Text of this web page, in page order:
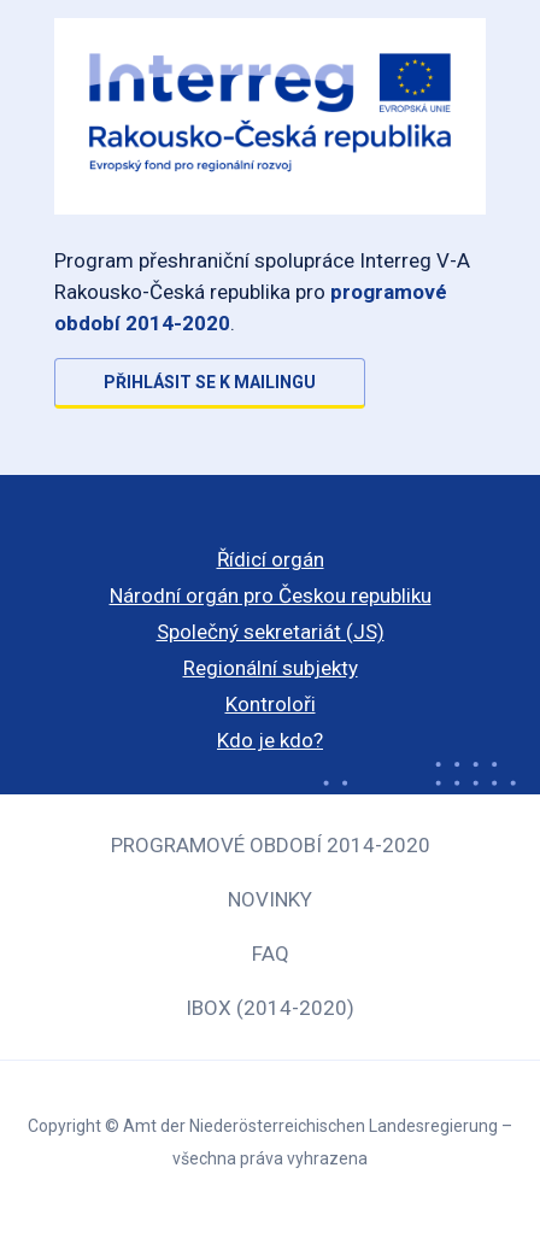
Program přeshraniční spolupráce Interreg V-A
Rakousko-Česká republika pro programové
období 2014-2020.
PŘIHLÁSIT SE K MAILINGU
Řídicí orgán
Národní orgán pro Českou republiku
Společný sekretariát (JS)
Regionální subjekty
Kontroloři
Kdo je kdo?
PROGRAMOVÉ OBDOBÍ 2014-2020
NOVINKY
FAQ
IBOX (2014-2020)
Copyright © Amt der Niederösterreichischen Landesregierung –
všechna práva vyhrazena